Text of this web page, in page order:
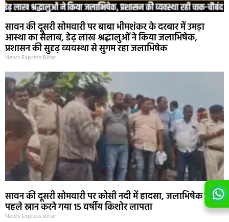
सावन की दूसरी सोमवारी पर बाबा भीमशंकर के दरबार में उमड़ा
आस्था का सैलाब, डेढ़ लाख श्रद्धालुओं ने किया जलाभिषेक,
प्रशासन की सुदृढ़ व्यवस्था से सुगम रहा जलाभिषेक
News Express Bihar
सावन की दूसरी सोमवारी पर कोसी नदी में हादसा, जलाभिषेक से
पहले स्नान करने गया 15 वर्षीय किशोर लापता
News Express Bihar